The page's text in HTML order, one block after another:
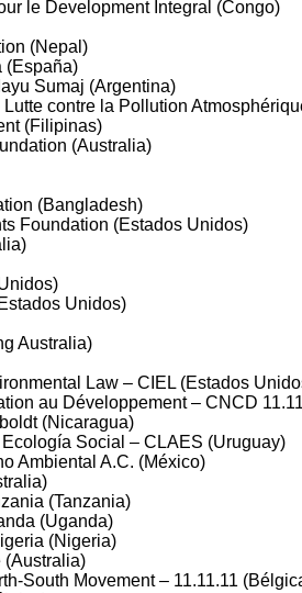
le Development Integral (Congo)
(Nepal)
(España)
Sumaj (Argentina)
contre la Pollution
(Filipinas)
(Australia)
(Bangladesh)
Foundation (Estados Unidos)
Unidos)
Australia)
Law – CIEL (Estados
au Développement – CNCD
(Nicaragua)
Social – CLAES (Uruguay)
Ambiental A.C. (México)
(Tanzania)
(Uganda)
(Nigeria)
(Australia)
South Movement – 11.11.11